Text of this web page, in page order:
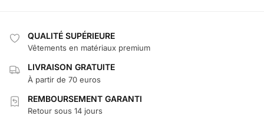
QUALITÉ SUPÉRIEURE
Vêtements en matériaux premium
LIVRAISON GRATUITE
À partir de 70 euros
REMBOURSEMENT GARANTI
Retour sous 14 jours